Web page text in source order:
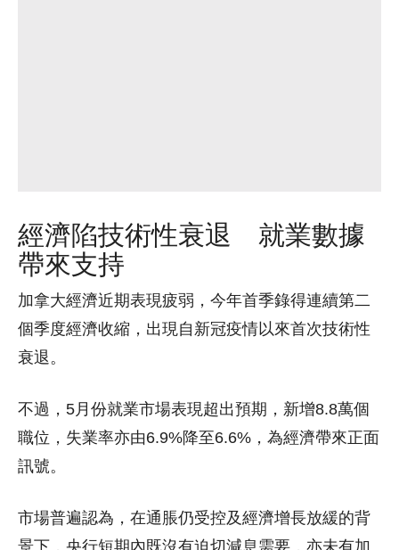
經濟陷技術性衰退 就業數據
帶來支持
加拿大經濟近期表現疲弱，今年首季錄得連續第二
個季度經濟收縮，出現自新冠疫情以來首次技術性
衰退。
不過，5月份就業市場表現超出預期，新增8.8萬個
職位，失業率亦由6.9%降至6.6%，為經濟帶來正面
訊號。
市場普遍認為，在通脹仍受控及經濟增長放緩的背
景下，央行短期內既沒有迫切減息需要，亦未有加